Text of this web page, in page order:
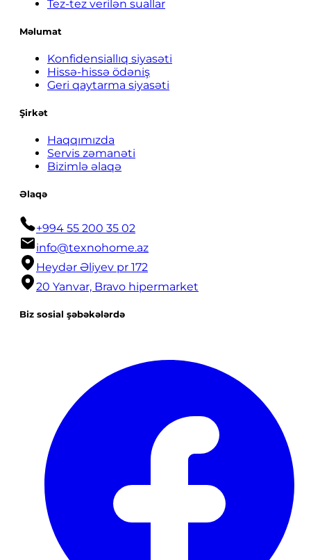
Tez-tez verilən suallar
Məlumat
Konfidensiallıq siyasəti
Hissə-hissə ödəniş
Geri qaytarma siyasəti
Şirkət
Haqqımızda
Servis zəmanəti
Bizimlə əlaqə
Əlaqə
+994 55 200 35 02
info@texnohome.az
Heydər Əliyev pr 172
20 Yanvar, Bravo hipermarket
Biz sosial şəbəkələrdə